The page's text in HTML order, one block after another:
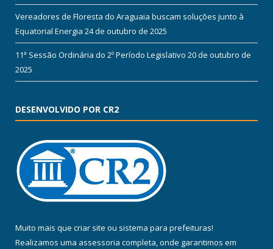
Vereadores de Floresta do Araguaia buscam soluções junto à
Equatorial Energia 24 de outubro de 2025
11ª Sessão Ordinária do 2º Período Legislativo 20 de outubro de
2025
DESENVOLVIDO POR CR2
Muito mais que criar site ou sistema para prefeituras!
Realizamos uma assessoria completa, onde garantimos em